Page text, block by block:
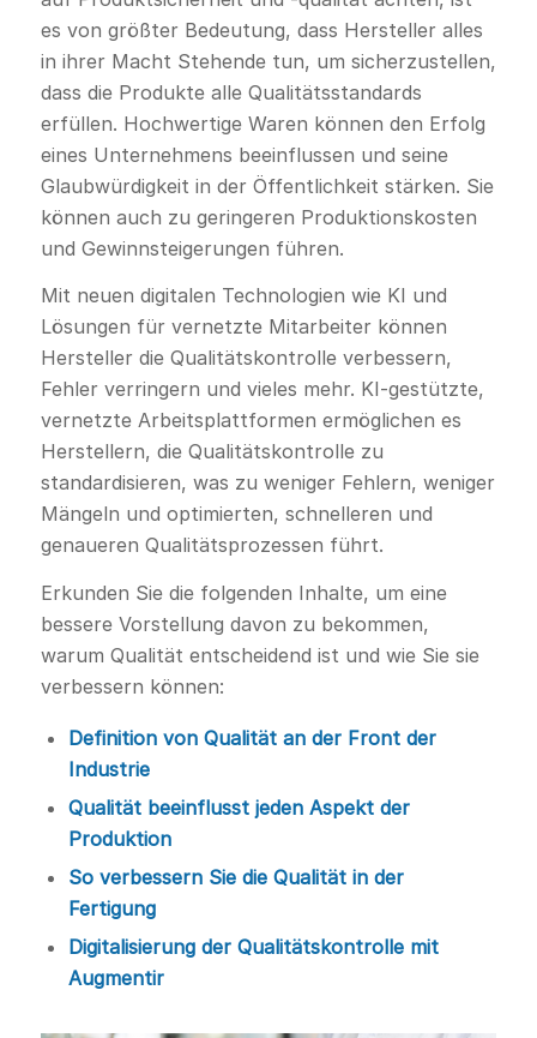
es von größter Bedeutung, dass Hersteller alles
in ihrer Macht Stehende tun, um sicherzustellen,
dass die Produkte alle Qualitätsstandards
erfüllen. Hochwertige Waren können den Erfolg
eines Unternehmens beeinflussen und seine
Glaubwürdigkeit in der Öffentlichkeit stärken. Sie
können auch zu geringeren Produktionskosten
und Gewinnsteigerungen führen.
Mit neuen digitalen Technologien wie KI und
Lösungen für vernetzte Mitarbeiter können
Hersteller die Qualitätskontrolle verbessern,
Fehler verringern und vieles mehr. KI-gestützte,
vernetzte Arbeitsplattformen ermöglichen es
Herstellern, die Qualitätskontrolle zu
standardisieren, was zu weniger Fehlern, weniger
Mängeln und optimierten, schnelleren und
genaueren Qualitätsprozessen führt.
Erkunden Sie die folgenden Inhalte, um eine
bessere Vorstellung davon zu bekommen,
warum Qualität entscheidend ist und wie Sie sie
verbessern können:
Definition von Qualität an der Front der
Industrie
Qualität beeinflusst jeden Aspekt der
Produktion
So verbessern Sie die Qualität in der
Fertigung
Digitalisierung der Qualitätskontrolle mit
Augmentir